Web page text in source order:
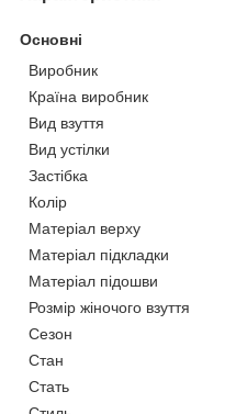
Основні
Виробник
Країна виробник
Вид взуття
Вид устілки
Застібка
Колір
Матеріал верху
Матеріал підкладки
Матеріал підошви
Розмір жіночого взуття
Сезон
Стан
Стать